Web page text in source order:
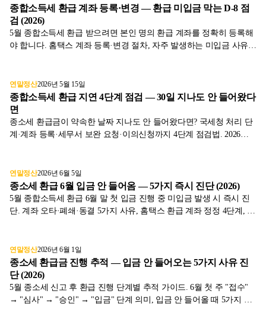
종합소득세 환급 계좌 등록·변경 — 환급 미입금 막는 D-8 점
검 (2026)
5월 종합소득세 환급 받으려면 본인 명의 환급 계좌를 정확히 등록해
야 합니다. 홈택스 계좌 등록·변경 절차, 자주 발생하는 미입금 사유,
연말정산2026년 5월 15일
종합소득세 환급 지연 4단계 점검 — 30일 지나도 안 들어왔다
면
종소세 환급금이 약속한 날짜 지나도 안 들어왔다면? 국세청 처리 단
계·계좌 등록·세무서 보완 요청·이의신청까지 4단계 점검법. 2026년 5
연말정산2026년 6월 5일
종소세 환급 6월 입금 안 들어옴 — 5가지 즉시 진단 (2026)
5월 종합소득세 환급 6월 말 첫 입금 진행 중 미입금 발생 시 즉시 진
단. 계좌 오타·폐쇄·동결 5가지 사유, 홈택스 환급 계좌 정정 4단계, 정
연말정산2026년 6월 1일
종소세 환급금 진행 추적 — 입금 안 들어오는 5가지 사유 진
단 (2026)
5월 종소세 신고 후 환급 진행 단계별 추적 가이드. 6월 첫 주 "접수"
→ "심사" → "승인" → "입금" 단계 의미, 입금 안 들어올 때 5가지 진